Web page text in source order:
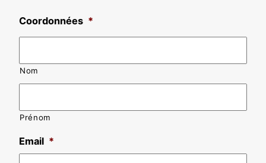
Coordonnées *
Nom
Prénom
Email *